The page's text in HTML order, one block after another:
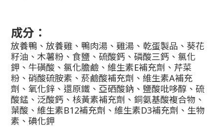
成分：
放養鴨、放養雞、鴨肉湯、雞湯、乾蛋製品、葵花
籽油、木薯粉、食鹽、硫酸鈣、磷酸三鈣、氯化
鉀、牛磺酸、氯化膽鹼、維生素E補充劑、芹菜
粉、硝酸硫胺素、菸鹼酸補充劑、維生素A補充
劑、氧化鋅、還原鐵、亞硒酸鈉、鹽酸吡哆醇、硫
酸錳、泛酸鈣、核黃素補充劑、銅氨基酸複合物、
葉酸、維生素B12補充劑、維生素D3補充劑、生物
素、碘化鉀